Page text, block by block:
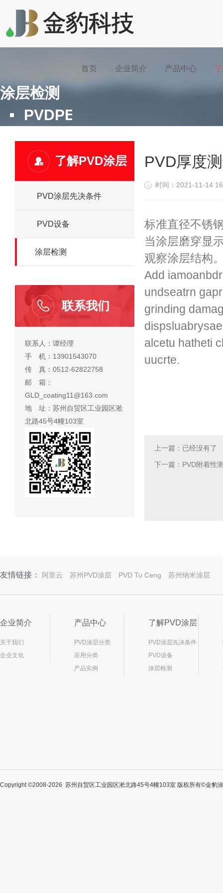
首页 企业简介 产品中心
涂层检测
了解PVD涂层 > 涂层检测
了解PVD涂层
PVD涂层先决条件
PVD设备
涂层检测
联系我们
联系人：谭经理
手 机：13901543070
传 真：0512-62822758
邮 箱：
GLD_coating11@163.com
地 址：苏州自贸区工业园区淞
北路45号4幢103室
PVD厚度
时间：2021-11-14
标准直径不锈
当涂层磨穿显
观察涂层结构
Add
undseatrn
grinding
alcetu hatheti
uucrte.
上一篇：已经没有了
下一篇：PVD附着性
友情链接： 阿里云 苏州PVD涂层 PVD Tu Ceng 苏州纳米涂层
企业简介
关于我们
企业文化
产品中心
PVD涂层分类
应用分类
产品实例
了解PVD涂层
PVD涂层先决条件
PVD设备
涂层检测
Copyright ©2008-2026 苏州自贸区工业园区淞北路45号4幢103室 版权所有©金豹